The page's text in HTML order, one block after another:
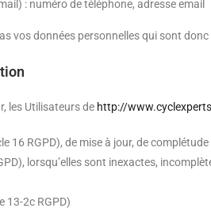
: numéro de téléphone, adresse email
vos données personnelles qui sont
les Utilisateurs de http://
16 RGPD), de mise à jour, de
lorsqu’elles sont inexactes,
13-2c RGPD)